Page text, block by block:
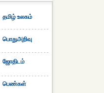
தமிழ் உலகம்
பொதுஅறிவு
ஜோதிடம்
பெண்கள்